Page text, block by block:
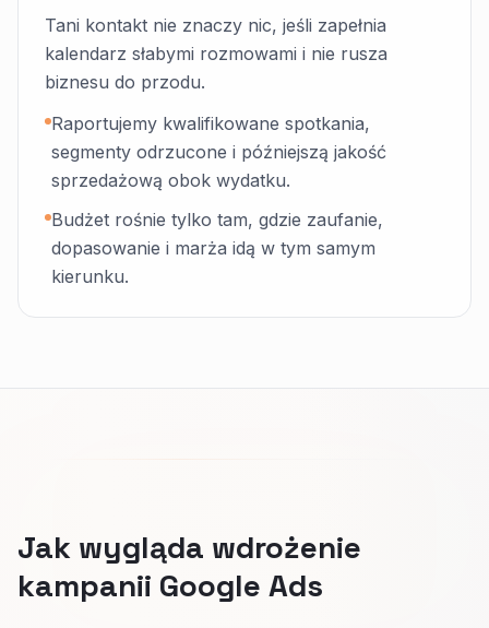
Tani kontakt nie znaczy nic, jeśli zapełnia
kalendarz słabymi rozmowami i nie rusza
biznesu do przodu.
Raportujemy kwalifikowane spotkania,
segmenty odrzucone i późniejszą jakość
sprzedażową obok wydatku.
Budżet rośnie tylko tam, gdzie zaufanie,
dopasowanie i marża idą w tym samym
kierunku.
Jak wygląda wdrożenie
kampanii Google Ads